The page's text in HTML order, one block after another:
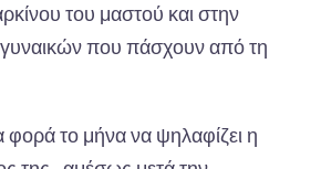
του μαστού και στην
που πάσχουν από τη
φορά το μήνα να ψηλαφίζει η